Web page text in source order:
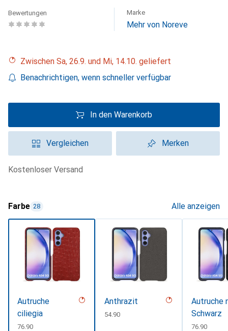
Bewertungen Marke
Mehr von Noreve
Zwischen Sa, 26.9. und Mi, 14.10. geliefert
Benachrichtigen, wenn schneller verfügbar
In den Warenkorb
Vergleichen Merken
kostenloser Versand
Farbe 28 Alle anzeigen
Autruche
ciliegia
CHF
76.90
Anthrazit
CHF
54.90
Autruche
Schwarz
CHF
76.90